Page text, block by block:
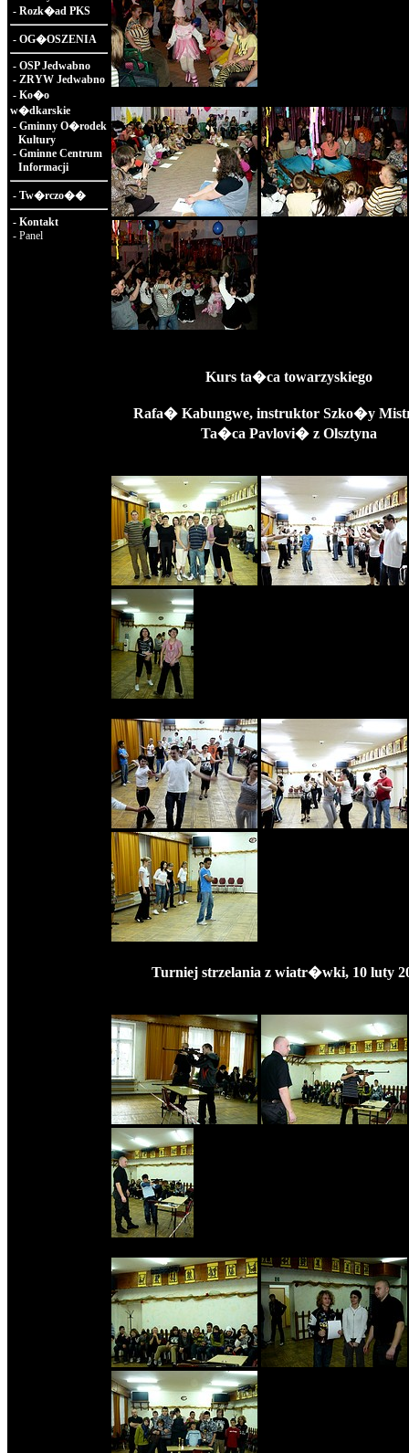
- Rozk�ad PKS
- OG�OSZENIA
- OSP Jedwabno
- ZRYW Jedwabno
- Ko�o
w�dkarskie
- Gminny O�rodek
Kultury
- Gminne Centrum
Informacji
- Tw�rczo��
- Kontakt
- Panel
Kurs ta�ca towarzyskiego
Rafa� Kabungwe, instruktor Szko�y
Ta�ca Pavlovi� z Olsztyna
Turniej strzelania z wiatr�wki, 10 luty